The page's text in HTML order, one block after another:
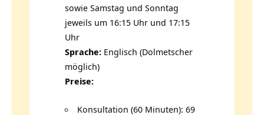
sowie Samstag und Sonntag
jeweils um 16:15 Uhr und 17:15
Uhr
Sprache: Englisch (Dolmetscher
möglich)
Preise:
Konsultation (60 Minuten): 69